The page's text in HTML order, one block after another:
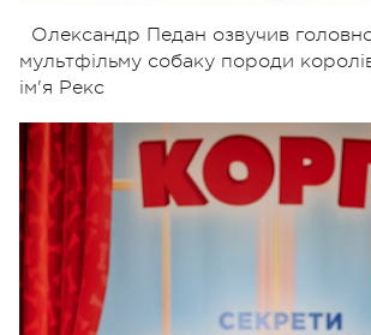
Олександр Педан озвучив
мультфільму собаку породи
ім'я Рекс